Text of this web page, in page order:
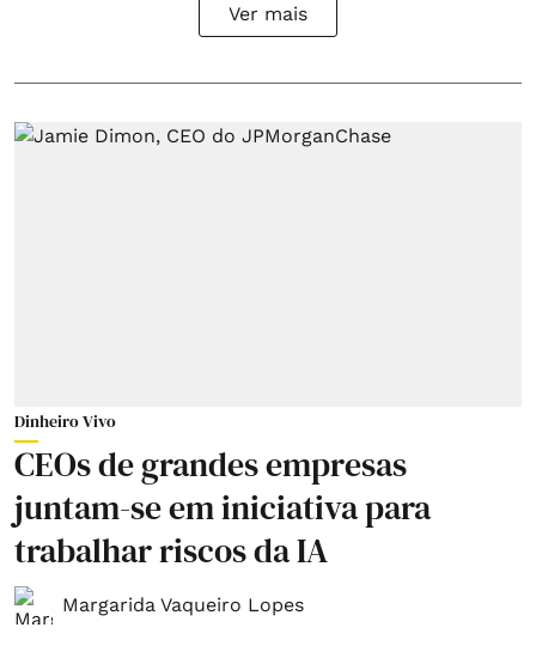
Ver mais
Dinheiro Vivo
CEOs de grandes empresas
juntam-se em iniciativa para
trabalhar riscos da IA
Margarida Vaqueiro Lopes